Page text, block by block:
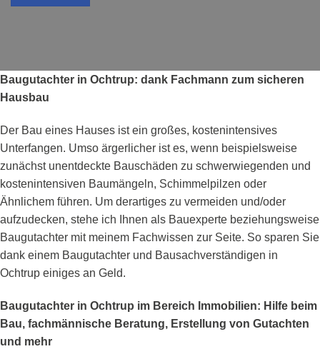
Baugutachter in Ochtrup: dank Fachmann zum sicheren
Hausbau
Der Bau eines Hauses ist ein großes, kostenintensives
Unterfangen. Umso ärgerlicher ist es, wenn beispielsweise
zunächst unentdeckte Bauschäden zu schwerwiegenden und
kostenintensiven Baumängeln, Schimmelpilzen oder
Ähnlichem führen. Um derartiges zu vermeiden und/oder
aufzudecken, stehe ich Ihnen als Bauexperte beziehungsweise
Baugutachter mit meinem Fachwissen zur Seite. So sparen Sie
dank einem Baugutachter und Bausachverständigen in
Ochtrup einiges an Geld.
Baugutachter in Ochtrup im Bereich Immobilien: Hilfe beim
Bau, fachmännische Beratung, Erstellung von Gutachten
und mehr